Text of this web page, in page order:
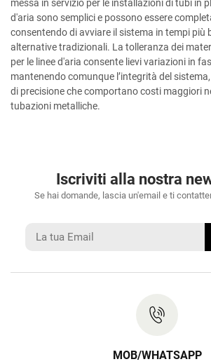
messa in servizio per le installazioni di tubi in
d'aria sono semplici e possono essere
consentendo di avviare il sistema in tempi più
alternative tradizionali. La tolleranza dei
per le linee d'aria consente lievi variazioni in
mantenendo comunque l’integrità del
di precisione che comportano costi maggiori
tubazioni metalliche.
Iscriviti alla nostra
Se hai domande, lascia un'email e ti
MOB/WHATSAPP